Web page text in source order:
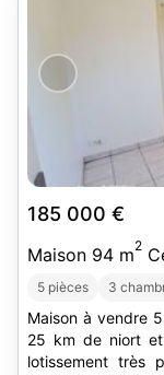
185 000 €
Maison 94 m2
5 pièces 3
Maison à vendre
25 km de niort
lotissement très